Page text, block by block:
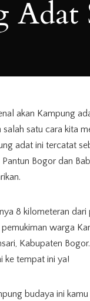
Adat
akan Kampung
salah satu cara kita
adat ini tercatat
Pantun Bogor dan
8 kilometeran
warga
Kabupaten
ke tempat ini ya!
budaya ini